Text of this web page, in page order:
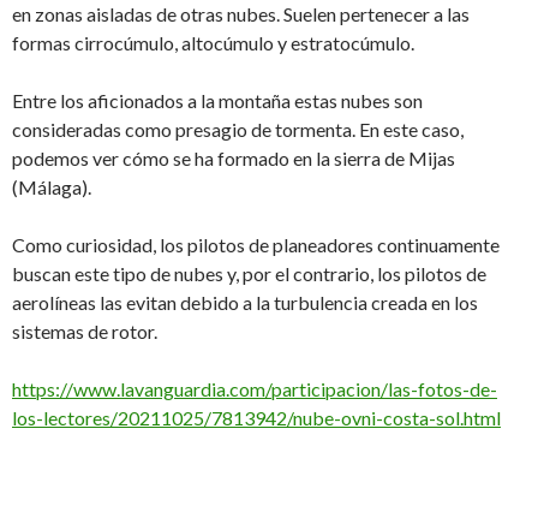
en zonas aisladas de otras nubes. Suelen pertenecer a las
formas cirrocúmulo, altocúmulo y estratocúmulo.
Entre los aficionados a la montaña estas nubes son
consideradas como presagio de tormenta. En este caso,
podemos ver cómo se ha formado en la sierra de Mijas
(Málaga).
Como curiosidad, los pilotos de planeadores continuamente
buscan este tipo de nubes y, por el contrario, los pilotos de
aerolíneas las evitan debido a la turbulencia creada en los
sistemas de rotor.
https://www.lavanguardia.com/participacion/las-fotos-de-
los-lectores/20211025/7813942/nube-ovni-costa-sol.html